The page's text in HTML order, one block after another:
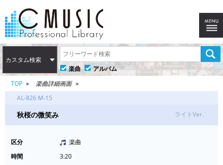
カスタム検索
楽曲
アルバム
TOP
楽曲詳細画面
AL-826 M-15
秋桜の微笑み ライトVer.
区分
楽曲
時間
3:20